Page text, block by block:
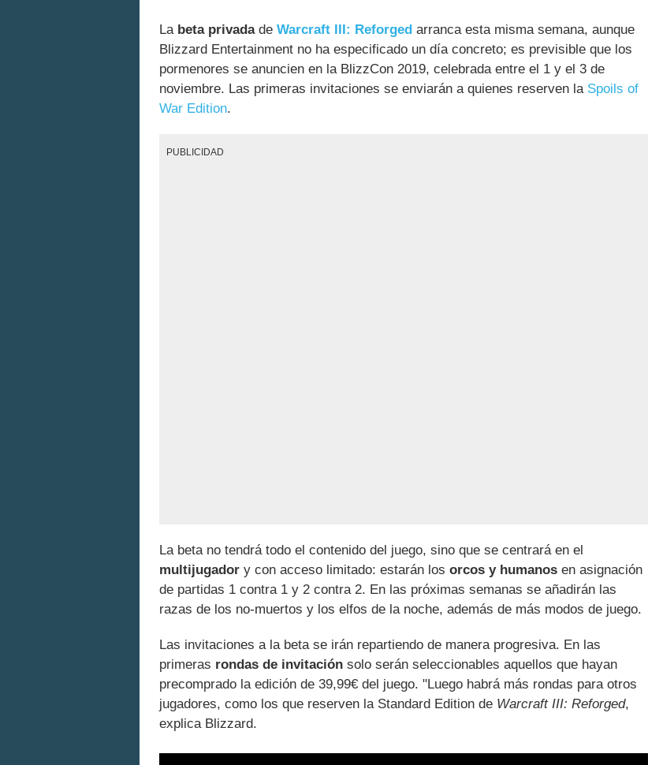
La beta privadade Warcraft III: Reforged arranca esta misma semana, aunque
Blizzard Entertainment no ha especificado un día concreto; es previsible que los
pormenores se anuncien en la BlizzCon 2019, celebrada entre el 1 y el 3 de
noviembre. Las primeras invitaciones se enviarán a quienes reserven la Spoils of
War Edition.
PUBLICIDAD
La beta no tendrá todo el contenido del juego, sino que se centrará en el
multijugador y con acceso limitado: estarán los orcos y humanos en asignación
de partidas 1 contra 1 y 2 contra 2. En las próximas semanas se añadirán las
razas de los no-muertos y los elfos de la noche, además de más modos de juego.
Las invitaciones a la beta se irán repartiendo de manera progresiva. En las
primeras rondas de invitación solo serán seleccionables aquellos que hayan
precomprado la edición de 39,99€ del juego. "Luego habrá más rondas para otros
jugadores, como los que reserven la Standard Edition de Warcraft III: Reforged,
explica Blizzard.